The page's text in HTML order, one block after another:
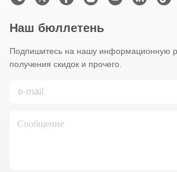
Наш бюллетень
Подпишитесь на нашу информационную
получения скидок и прочего.